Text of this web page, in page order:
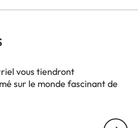
vous tiendront
sur le monde fascinant de